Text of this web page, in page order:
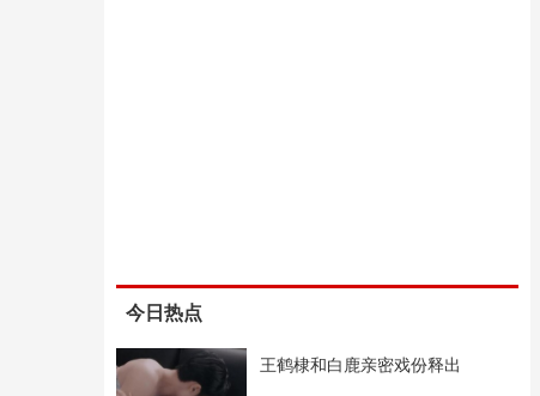
今日热点
王鹤棣和白鹿亲密戏份释出